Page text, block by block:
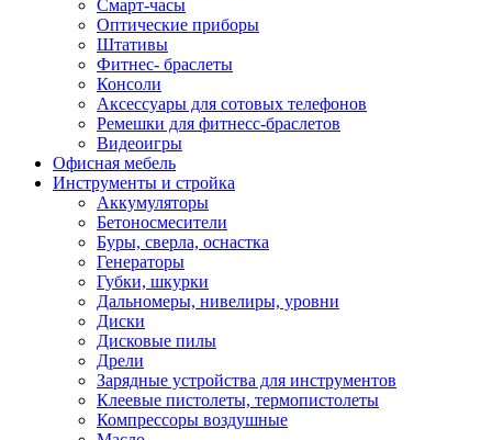
Смарт-часы
Оптические приборы
Штативы
Фитнес- браслеты
Консоли
Аксессуары для сотовых телефонов
Ремешки для фитнесс-браслетов
Видеоигры
Офисная мебель
Инструменты и стройка
Аккумуляторы
Бетоносмесители
Буры, сверла, оснастка
Генераторы
Губки, шкурки
Дальномеры, нивелиры, уровни
Диски
Дисковые пилы
Дрели
Зарядные устройства для инструментов
Клеевые пистолеты, термопистолеты
Компрессоры воздушные